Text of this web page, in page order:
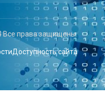
Все права защищены.
Доступность сайта